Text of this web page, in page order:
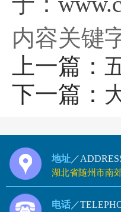
内容关键
上一篇：
下一篇：
地址 ／
湖北省随州市南
电话 ／